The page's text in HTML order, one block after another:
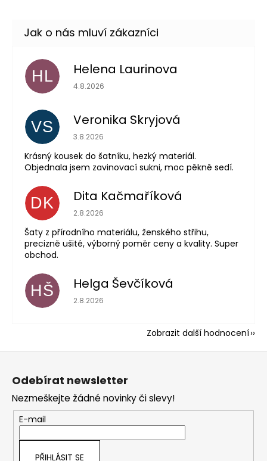
HL Helena Laurinova
Hodnocení obchodu je 5 z 5 hvězdiček.
4.8.2026
VS Veronika Skryjová
Hodnocení obchodu je 5 z 5 hvězdiček.
3.8.2026
Krásný kousek do šatníku, hezký materiál.
Objednala jsem zavinovací sukni, moc pěkně sedí.
DK Dita Kačmaříková
Hodnocení obchodu je 5 z 5 hvězdiček.
2.8.2026
Šaty z přírodního materiálu, ženského střihu,
precizně ušité, výborný poměr ceny a kvality. Super
obchod.
HŠ Helga Ševčíková
Hodnocení obchodu je 5 z 5 hvězdiček.
2.8.2026
Zobrazit další hodnocení
Z
Odebírat newsletter
Nezmeškejte žádné novinky či slevy!
E-mail
PŘIHLÁSIT SE